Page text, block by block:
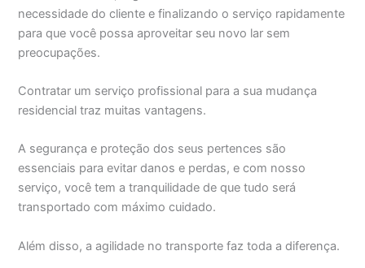
necessidade do cliente e finalizando o serviço rapidamente
para que você possa aproveitar seu novo lar sem
preocupações.
Contratar um serviço profissional para a sua mudança
residencial traz muitas vantagens.
A segurança e proteção dos seus pertences são
essenciais para evitar danos e perdas, e com nosso
serviço, você tem a tranquilidade de que tudo será
transportado com máximo cuidado.
Além disso, a agilidade no transporte faz toda a diferença.